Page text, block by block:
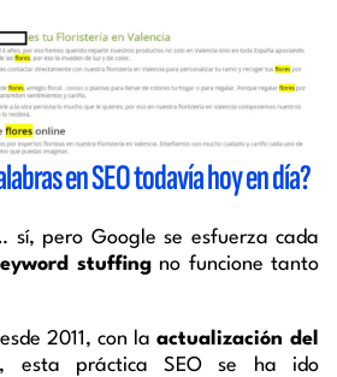
en SEO todavía hoy en día?
sí, pero Google se esfuerza cada
stuffing no funcione tanto
2011, con la actualización del
, esta práctica SEO se ha ido